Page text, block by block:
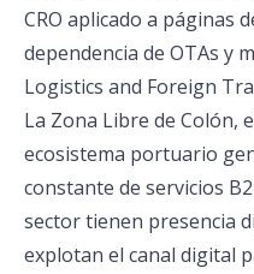
CRO aplicado a páginas
dependencia de OTAs y
Logistics and Foreign
La Zona Libre de Colón,
ecosistema portuario
constante de servicios
sector tienen presencia
explotan el canal digital